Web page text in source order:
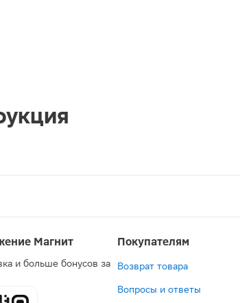
Магнит
и больше бонусов за
Покупателям
Возврат товара
Вопросы и ответы